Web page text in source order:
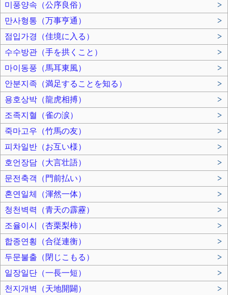
미풍양속（公序良俗）
>
만사형통（万事亨通）
>
점입가경（佳境に入る）
>
수수방관（手を拱くこと）
>
마이동풍（馬耳東風）
>
안분지족（満足することを知る）
>
용호상박（龍虎相搏）
>
조족지혈（雀の涙）
>
죽마고우（竹馬の友）
>
피차일반（お互い様）
>
호언장담（大言壮語）
>
문전축객（門前払い）
>
혼연일체（渾然一体）
>
청천벽력（青天の霹靂）
>
조율이시（杏栗梨柿）
>
합종연횡（合従連衡）
>
두문불출（閉じこもる）
>
일장일단（一長一短）
>
천지개벽（天地開闢）
>